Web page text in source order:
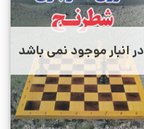
در انبار موجود نمی باشد